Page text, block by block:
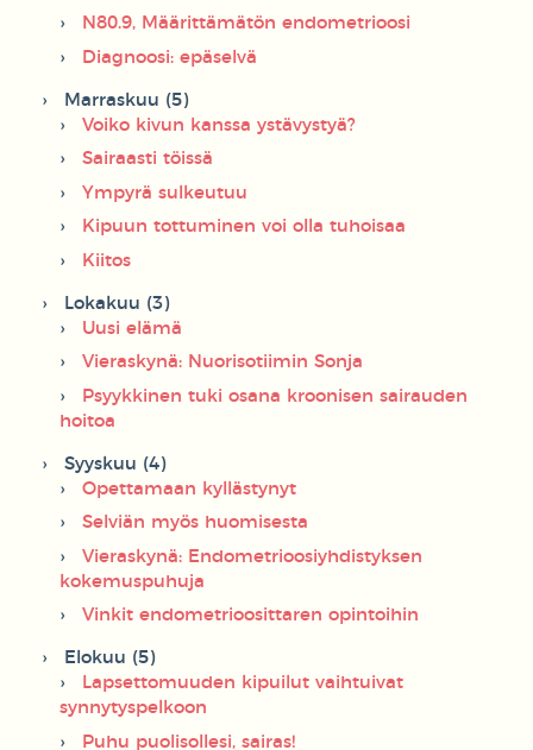
N80.9, Määrittämätön endometrioosi
Diagnoosi: epäselvä
Marraskuu (5)
Voiko kivun kanssa ystävystyä?
Sairaasti töissä
Ympyrä sulkeutuu
Kipuun tottuminen voi olla tuhoisaa
Kiitos
Lokakuu (3)
Uusi elämä
Vieraskynä: Nuorisotiimin Sonja
Psyykkinen tuki osana kroonisen sairauden
hoitoa
Syyskuu (4)
Opettamaan kyllästynyt
Selviän myös huomisesta
Vieraskynä: Endometrioosiyhdistyksen
kokemuspuhuja
Vinkit endometrioosittaren opintoihin
Elokuu (5)
Lapsettomuuden kipuilut vaihtuivat
synnytyspelkoon
Puhu puolisollesi, sairas!